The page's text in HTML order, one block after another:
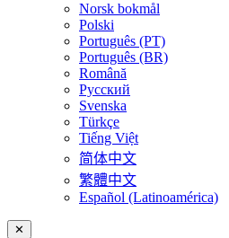
Norsk bokmål
Polski
Português (PT)
Português (BR)
Română
Русский
Svenska
Türkçe
Tiếng Việt
简体中文
繁體中文
Español (Latinoamérica)
✕